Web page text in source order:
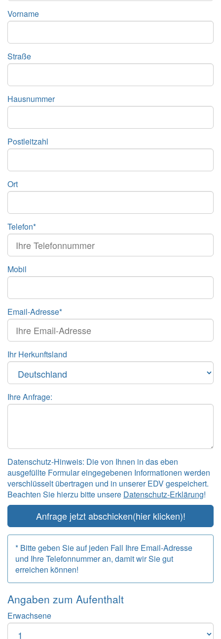
Vorname
Straße
Hausnummer
Postleitzahl
Ort
Telefon*
Mobil
Email-Adresse*
Ihr Herkunftsland
Ihre Anfrage:
Datenschutz-Hinweis: Die von Ihnen in das eben
ausgefüllte Formular eingegebenen Informationen werden
verschlüsselt übertragen und in unserer EDV gespeichert.
Beachten Sie hierzu bitte unsere Datenschutz-Erklärung!
Anfrage jetzt abschicken(hier klicken)!
* Bitte geben Sie auf jeden Fall Ihre Email-Adresse
und Ihre Telefonnummer an, damit wir Sie gut
erreichen können!
Angaben zum Aufenthalt
Erwachsene